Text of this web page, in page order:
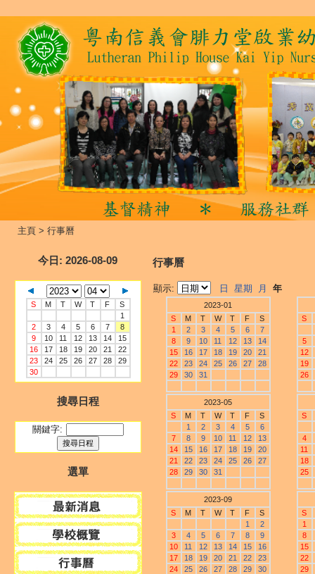
主頁 > 行事曆
今日 : 2026-08-09
S M T W T F
S
1
2
3 4 5 6 7
8
9
10 11 12 13 14
15
16
17 18 19 20 21
22
23
24 25 26 27 28
29
30
搜尋日程
關鍵字:
選單
行事曆
顯示: 日 星期 月 年
2023-01
S
M T W T F
S
1
2 3 4 5 6
7
8
9 10 11 12 13
14
15
16 17 18 19 20
21
22
23 24 25 26 27
28
29
30 31
S
5
12
19
26
2023-05
S
M T W T F
S
1
2 3 4 5
6
7
8 9 10 11 12
13
14
15 16 17 18 19
20
21
22 23 24 25 26
27
28
29 30 31
S
4
11
18
25
2023-09
S
M T W T F
S
1
2
3
4 5 6 7 8
9
10
11 12 13 14 15
16
17
18 19 20 21 22
23
24
25 26 27 28 29 30
S
1
8
15
22
29